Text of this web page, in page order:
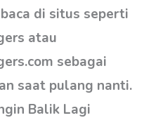
di situs seperti
atau
sebagai
saat pulang nanti.
Balik Lagi